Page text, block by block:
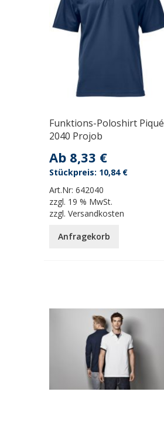
Funktions-Poloshirt Piqué
2040 Projob
Ab 8,33 €
Art.Nr: 642040
zzgl. 19 % MwSt.
zzgl. Versandkosten
10,84 €
Anfragekorb